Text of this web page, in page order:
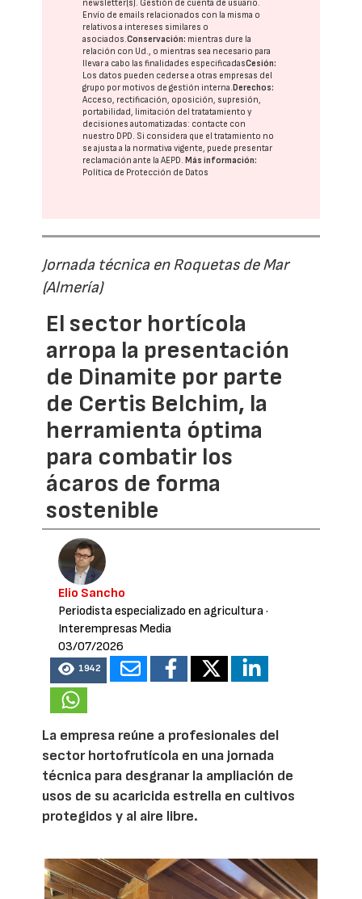
newsletter(s). Gestión de cuenta de usuario.
Envío de emails relacionados con la misma o
relativos a intereses similares o
asociados.Conservación: mientras dure la
relación con Ud., o mientras sea necesario para
llevar a cabo las finalidades especificadasCesión:
Los datos pueden cederse a otras empresas del
grupo por motivos de gestión interna.Derechos:
Acceso, rectificación, oposición, supresión,
portabilidad, limitación del tratatamiento y
decisiones automatizadas: contacte con
nuestro DPD. Si considera que el tratamiento no
se ajusta a la normativa vigente, puede presentar
reclamación ante laAEPD.Más información:
Política de Protección de Datos
Jornada técnica en Roquetas de Mar
(Almería)
El sector hortícola
arropa la presentación
de Dinamite por parte
de Certis Belchim, la
herramienta óptima
para combatir los
ácaros de forma
sostenible
Elio Sancho
Periodista especializado en agricultura·
Interempresas Media
03/07/2026
1942
La empresa reúne a profesionales del
sector hortofrutícola en una jornada
técnica para desgranar la ampliación de
usos de su acaricida estrella en cultivos
protegidos y al aire libre.